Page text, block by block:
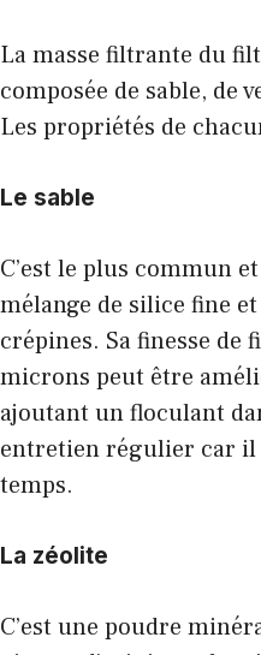
La masse filtrante du
composée de sable, de
Les propriétés de
Le sable
C’est le plus commun
mélange de silice fine
crépines. Sa finesse de
microns peut être
ajoutant un floculant
entretien régulier car il
temps.
La zéolite
C’est une poudre